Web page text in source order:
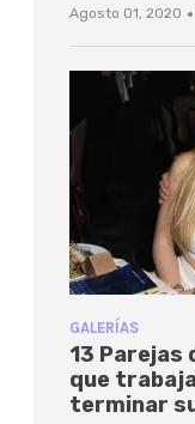
Agosto 01, 2020 ·
GALERÍAS
13 Parejas
que
terminar